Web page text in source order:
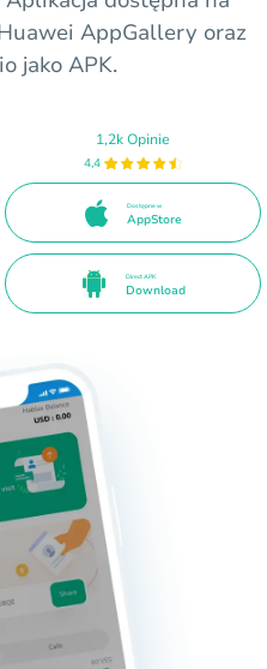
AppGallery oraz
jako APK.
1,2k Opinie
4,4
Dostępne w
AppStore
Direct APK
Download